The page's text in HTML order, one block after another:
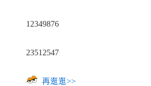
12349876
23512547
再逛逛>>